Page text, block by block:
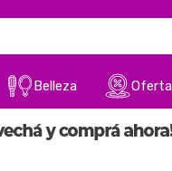
Belleza